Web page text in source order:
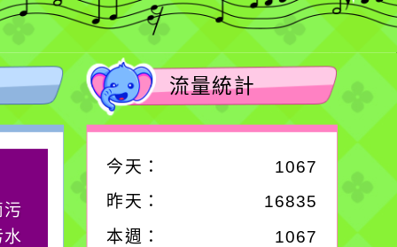
污
水
作者：網路小語
生活是一面鏡子。你對
它笑，它就對你笑；你
流量統計
今天：
1067
昨天：
16835
本週：
1067